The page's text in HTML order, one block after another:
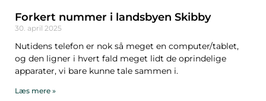
Forkert nummer i landsbyen Skibby
30. april 2025
Nutidens telefon er nok så meget en computer/tablet,
og den ligner i hvert fald meget lidt de oprindelige
apparater, vi bare kunne tale sammen i.
Læs mere »